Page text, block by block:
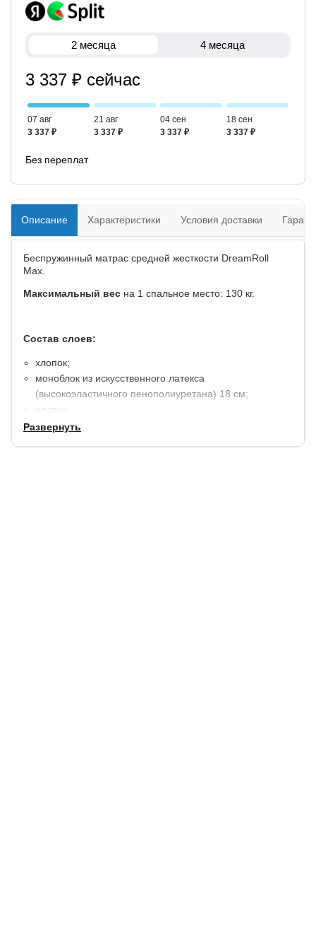
2 месяца 4 месяца
3 337 ₽ сейчас
07 авг
3 337 ₽
21 авг
3 337 ₽
04 сен
3 337 ₽
18 сен
3 337 ₽
Без переплат
Описание Характеристики Условия доставки
Беспружинный матрас средней жесткости DreamRoll
Max.
Максимальный вес на 1 спальное место: 130 кг.
Состав слоев:
хлопок;
моноблок из искусственного латекса
(высокоэластичного пенополиуретана) 18 см;
хлопок;
чехол: Lux, ткань из хлопкового жаккарда (состав:
Развернуть